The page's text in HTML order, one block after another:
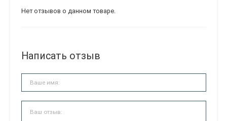
Нет отзывов о данном товаре.
Написать отзыв